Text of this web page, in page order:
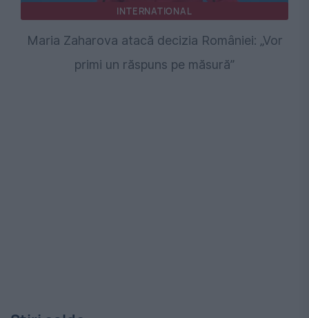
INTERNATIONAL
Maria Zaharova atacă decizia României: „Vor
primi un răspuns pe măsură”